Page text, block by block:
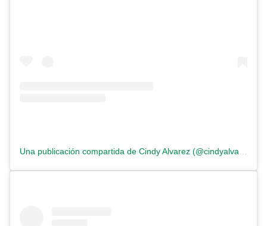
Una publicación compartida de Cindy Alvarez (@cindyalvarez.madebyme)